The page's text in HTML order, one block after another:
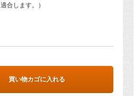
適合します。）
買い物カゴに入れる